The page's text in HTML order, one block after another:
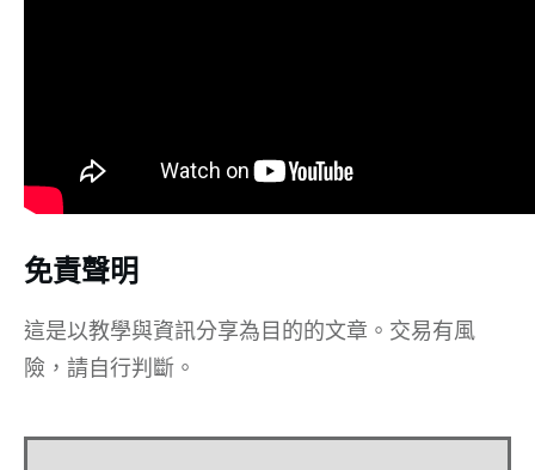
免責聲明
這是以教學與資訊分享為目的的文章。交易有風
險，請自行判斷。